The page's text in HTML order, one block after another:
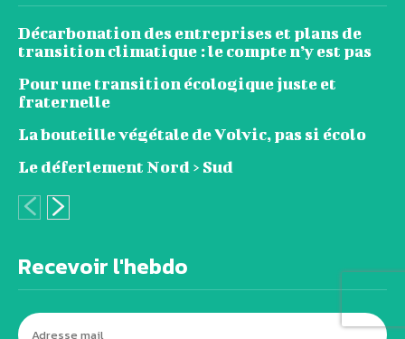
Décarbonation des entreprises et plans de
transition climatique : le compte n’y est pas
Pour une transition écologique juste et
fraternelle
La bouteille végétale de Volvic, pas si écolo
Le déferlement Nord > Sud
Recevoir l'hebdo